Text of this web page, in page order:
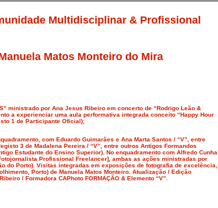
Multidisciplinar & Profissional
Matos Monteiro do Mira
ministrado por Ana Jesus Ribeiro em concerto de “Rodrigo Leão &
a experienciar uma aula performativa integrada conceito “Happy Hour
1 de Participante Oficial);
com Eduardo Guimarães e Ana Marta Santos / “V”, entre
3 de Madalena Pereira / “V”, entre outros Antigos Formandos
Estudante do Ensino Superior). No enquadramento com Alfredo Cunha,
Profissional Freelancer], ambas as ações ministradas por
do Porto). Visitas integradas em exposições de fotografia de excelência,
Porto) de Manuela Matos Monteiro. Atualização / Edição
/ Formadora CAPhoto FORMAÇÃO & Elemento “V”.